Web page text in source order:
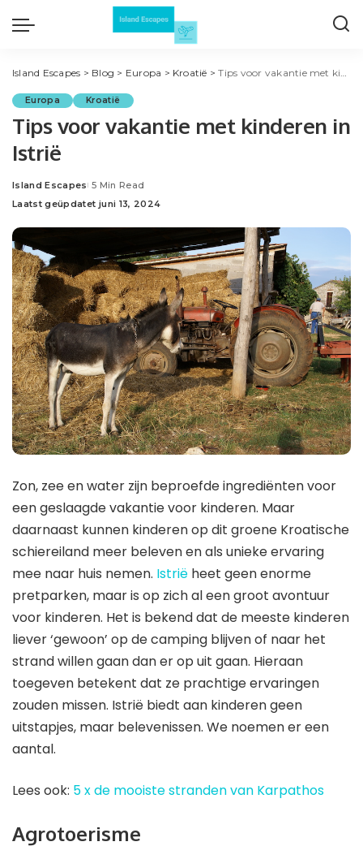
Island Escapes > Blog > Europa > Kroatië >Tips voor vakantie met kinderen in Istrië
Europa Kroatië
Tips voor vakantie met kinderen in
Istrië
Posted
by
Island Escapes 5 Min Read
Laatst geüpdatet juni 13, 2024
Zon, zee en water zijn beproefde ingrediënten voor
een geslaagde vakantie voor kinderen. Maar
daarnaast kunnen kinderen op dit groene Kroatische
schiereiland meer beleven en als unieke ervaring
mee naar huis nemen. Istrië heet geen enorme
pretparken, maar is op zich al een groot avontuur
voor kinderen. Het is bekend dat de meeste kinderen
liever ‘gewoon’ op de camping blijven of naar het
strand willen gaan dan er op uit gaan. Hieraan
toegeven betekent dat ze prachtige ervaringen
zouden missen. Istrië biedt aan kinderen geen
uitstapjes, maar belevenissen. We noemen er een
aantal.
Lees ook: 5 x de mooiste stranden van Karpathos
Agrotoerisme